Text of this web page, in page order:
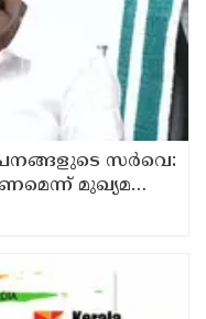
സർവെ:
മുഖ്യമന്ത്രി